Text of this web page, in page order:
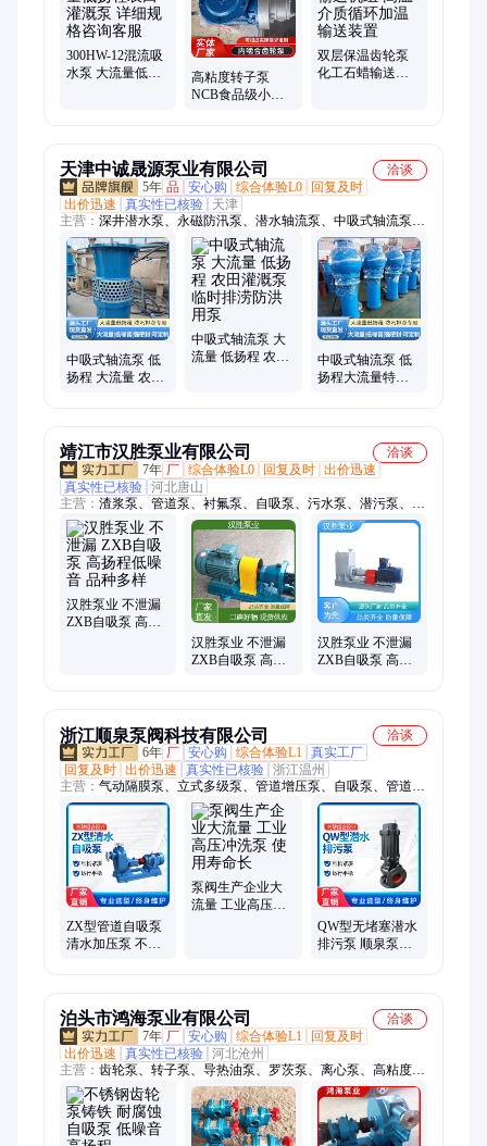
300HW-12混流吸
水泵 大流量低扬
高粘度转子泵
NCB食品级小型
双层保温齿轮泵
化工石蜡输送机
天津中诚晟源泵业有限公司
洽谈
5年 品 安心购 综合体验L0
回复及时
出价迅速
真实性已核验
天津
主营： 深井潜水泵、永磁防汛泵、潜水轴流泵、中吸式轴流泵、
浮筒泵、潜水排污泵、螺旋离心泵、轴流泵、浮筒式潜水泵、漂
浮泵、长轴泵、管道泵、离心泵、不锈钢泵、不锈钢排污泵、耐
腐蚀潜水泵、温泉井泵、耐高温深井泵、浮船泵、移动泵车、螺
旋泵、污水泵、混流泵、立式轴流泵、不锈钢潜水泵、漂浮式潜
水泵
中吸式轴流泵 低
扬程 大流量 农田
中吸式轴流泵 大
流量 低扬程 农田
中吸式轴流泵 低
扬程大流量特性
靖江市汉胜泵业有限公司
洽谈
7年 厂 综合体验L0 回复及时 出价迅速
真实性已核验 河北唐山
主营： 渣浆泵、管道泵、衬氟泵、自吸泵、污水泵、潜污泵、螺
杆泵、泥浆泵、脱硫泵、旋涡泵、夹板泵、磁力泵、潜水电泵、
切线流泵、qyb型气液、压滤机泵、汉胜泵业、氟合金泵、立式
料浆、高温熔盐、cwy磁力涡、多级离心泵、化工混流泵、自吸
排污泵、长轴液下泵
汉胜泵业 不泄漏
ZXB自吸泵 高扬
汉胜泵业 不泄漏
ZXB自吸泵 高扬
汉胜泵业 不泄漏
ZXB自吸泵 高扬
浙江顺泉泵阀科技有限公司
洽谈
6年 厂 安心购 综合体验L1 真实工厂
回复及时 出价迅速 真实性已核验 浙江温州
主营： 气动隔膜泵、立式多级泵、管道增压泵、自吸泵、管道离
心泵、不锈钢化工泵、自吸排污泵
ZX型管道自吸泵
清水加压泵 不锈
泵阀生产企业大
流量 工业高压冲
QW型无堵塞潜水
排污泵 顺泉泵阀
泊头市鸿海泵业有限公司
洽谈
7年 厂 安心购 综合体验L1
回复及时
出价迅速
真实性已核验 河北沧州
主营： 齿轮泵、转子泵、导热油泵、罗茨泵、离心泵、高粘度
泵、螺杆泵、圆弧泵、软管泵、树脂泵、渣油泵、酸奶泵、隔膜
泵、输送泵、增压泵、重油泵、蠕动泵、曲杆泵、柴油泵、猪粪
泵、叶轮泵、汽油泵、液压泵、香油泵